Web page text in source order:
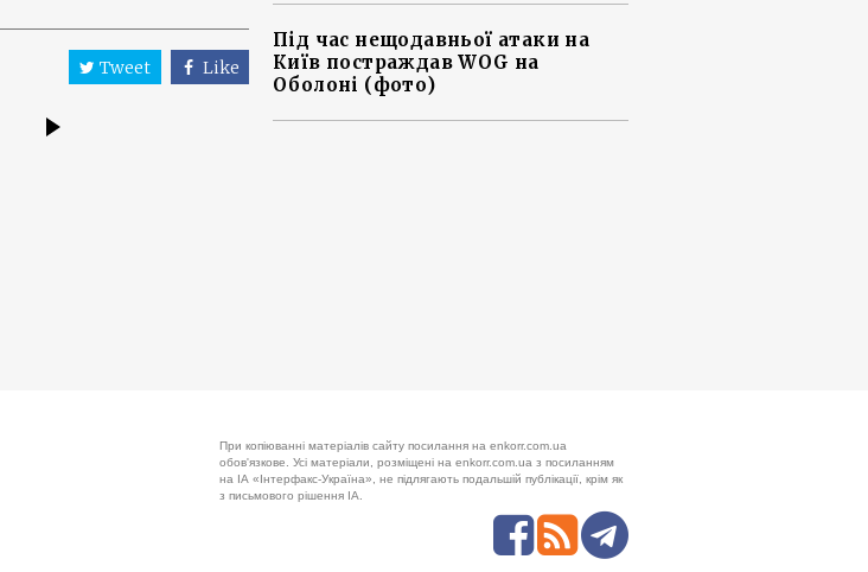
Tweet Like
Під час нещодавньої атаки на
Київ постраждав WOG на
Оболоні (фото)
При копіюванні матеріалів сайту посилання на enkorr.com.ua
обов'язкове. Усі матеріали, розміщені на enkorr.com.ua з посиланням
на ІА «Інтерфакс-Україна», не підлягають подальшій публікації, крім як
з письмового рішення ІА.